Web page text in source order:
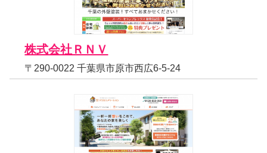
株式会社ＲＮＶ
〒290-0022 千葉県市原市西広6-5-24